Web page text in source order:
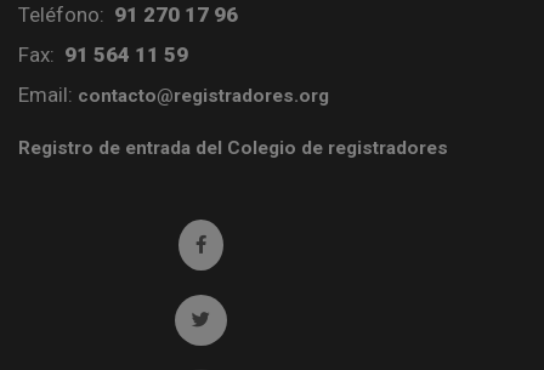
Teléfono: 91 270 17 96
Fax: 91 564 11 59
Email: contacto@registradores.org
Registro de entrada del Colegio de registradores
Ir a facebook (abre en ventana nueva)
Ir a twitter (abre en ventana nueva)